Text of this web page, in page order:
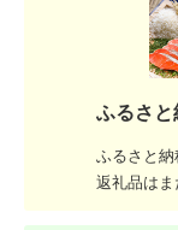
ふるさと
ふるさと
返礼品はま